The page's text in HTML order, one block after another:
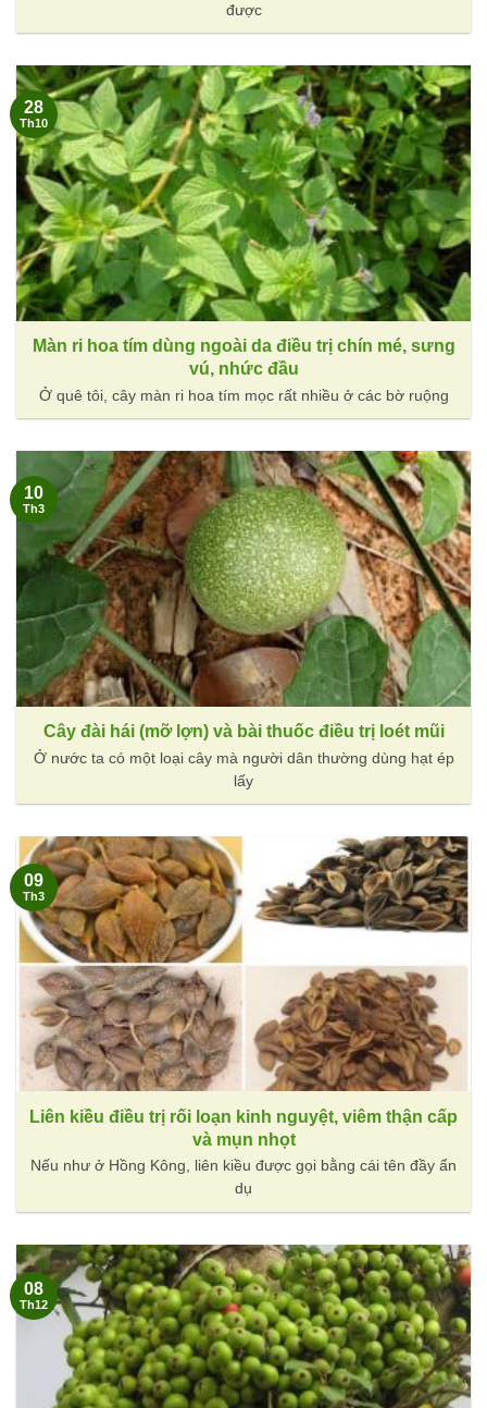
được
Màn ri hoa tím dùng ngoài da điều trị chín mé, sưng
vú, nhức đầu
Ở quê tôi, cây màn ri hoa tím mọc rất nhiều ở các bờ ruộng
28
Th10
Cây đài hái (mỡ lợn) và bài thuốc điều trị loét mũi
Ở nước ta có một loại cây mà người dân thường dùng hạt ép
lấy
10
Th3
Liên kiều điều trị rối loạn kinh nguyệt, viêm thận cấp
và mụn nhọt
Nếu như ở Hồng Kông, liên kiều được gọi bằng cái tên đầy ẩn
dụ
09
Th3
08
Th12